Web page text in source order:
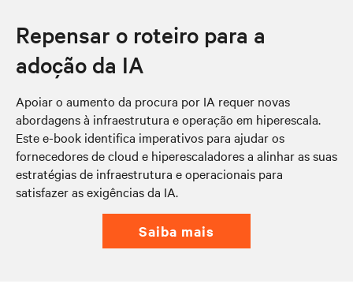
Repensar o roteiro para a
adoção da IA
Apoiar o aumento da procura por IA requer novas
abordagens à infraestrutura e operação em hiperescala.
Este e-book identifica imperativos para ajudar os
fornecedores de cloud e hiperescaladores a alinhar as suas
estratégias de infraestrutura e operacionais para
satisfazer as exigências da IA.
saiba mais